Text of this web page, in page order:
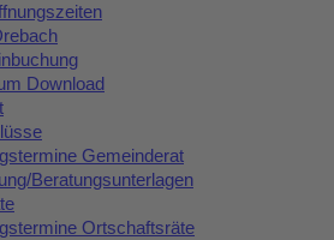
Download
Gemeinderat
Beratungsunterlagen
Ortschaftsräte